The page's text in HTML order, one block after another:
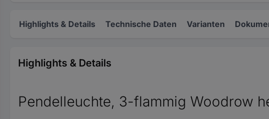
Highlights & Details Technische Daten Varianten
Highlights & Details
Pendelleuchte, 3-flammig Woodrow